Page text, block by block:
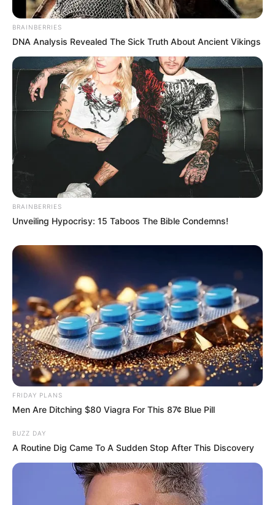
ΠΟΣΟ ΟΜΟΡΦΗ ΑΠΟΔΟΣΗ ΑΠΟ ΤΟΝ ΦΩΤΕΙΝΟ ΦΙΛΟ
ΜΟΥ ΤΗΣ ΜΟΙΡΑΣ ΠΟΥ ΕΤΥΧΕ ΣΕ ΚΑΠΟΙΑ ΠΑΙΔΑΚΙΑ,
ΠΟΥ ΕΠΕΣΑΝ ΘΥΜΑΤΑ ΑΥΤΩΝ ΤΩΝ ΤΕΡΑΤΩΝ…………
ΠΟΣΗ ΣΥΓΚΙΝΗΣΗ ΜΠΟΡΟΥΜΕ ΝΑ ΑΝΤΕΞΟΥΜΕ,
ΚΑΤΑΝΟΩΝΤΑΣ ΟΛΑ ΑΥΤΑ ΠΟΥ ΕΓΙΝΑΝ ΕΙΣ ΒΑΡΟΣ
ΠΑΙΔΙΩΝ……….. ΚΑΙ ΠΟΣΑ ΠΛΟΥΣΙΑ ΣΥΝΑΙΣΘΗΜΑΤΑ ΜΑΣ
ΚΑΤΑΚΛΥΖΟΥΝ ΜΕ ΤΟΝ ΕΡΧΟΜΟ ΤΗΣ ΑΠΕΛΕΥΘΕΡΩΣΗΣ
ΤΟΥΣ ΑΠΟ ΤΑ ΔΕΣΜΑ ΣΑΤΑΝΙΚΩΝ ΑΝΘΡΩΠΩΝ…….
ΕΝΑ ΧΑΣΤΟΥΚΙ ΣΤΗΝ ΒΟΛΕΜΕΝΗ ΚΑΙ ΤΑΥΤΟΧΡΟΝΑ
ΜΙΖΕΡΗ ΖΩΗ ΜΑΣ …….. ΕΝΑ ΧΑΣΤΟΥΚΙ ΠΟΥ ΕΙΝΑΙ ΤΟΣΟ
ΙΣΧΥΡΟ, ΞΥΠΝΩΝΤΑΣ ΜΑΣ ΑΠΟ ΕΝΑΝ ΚΑΤΑΣΤΡΟΦΙΚΟ
BRAINBERRIES
DNA Analysis Revealed The Sick Truth About Ancient Vikings
BRAINBERRIES
Unveiling Hypocrisy: 15 Taboos The Bible Condemns!
FRIDAY PLANS
Men Are Ditching $80 Viagra For This 87¢ Blue Pill
BUZZ DAY
A Routine Dig Came To A Sudden Stop After This Discovery